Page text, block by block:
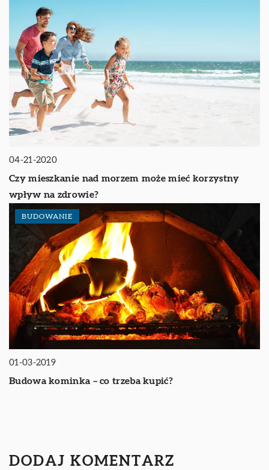
04-21-2020
Czy mieszkanie nad morzem może mieć korzystny
wpływ na zdrowie?
BUDOWANIE
01-03-2019
Budowa kominka – co trzeba kupić?
DODAJ KOMENTARZ